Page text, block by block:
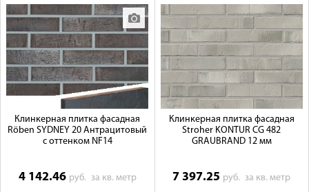
Клинкерная плитка фасадная
Röben SYDNEY 20 Антрацитовый
с оттенком NF14
4 142.46 руб. за кв. метр
Клинкерная плитка фасадная
Stroher KONTUR СG 482
GRAUBRAND 12 мм
7 397.25 руб.за кв. метр